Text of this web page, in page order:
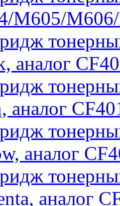
M605/
аналог
аналог
аналог
аналог